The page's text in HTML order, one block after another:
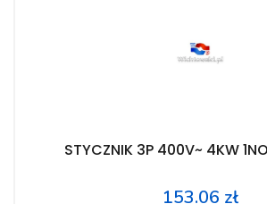
STYCZNIK 3P 400V~ 4KW
Price
153.06 zł